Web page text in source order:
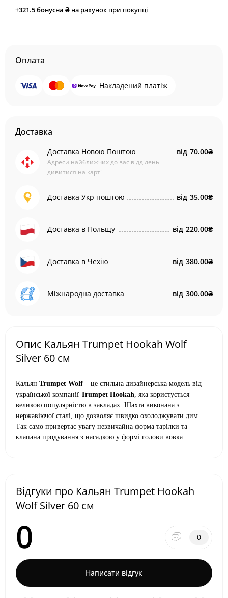
+321.5бонусна ₴ на рахунок при покупці
Оплата
Накладений платіж
Доставка
Доставка Новою Поштою
Адреси найближчих до вас відділень
дивитися на карті
від 70.00₴
Доставка Укр поштою від 35.00₴
Доставка в Польщу від 220.00₴
Доставка в Чехію від 380.00₴
Міжнародна доставка від 300.00₴
Опис Кальян Trumpet Hookah Wolf
Silver 60 см
Кальян Trumpet Wolf – це стильна дизайнерська модель від
української компанії Trumpet Hookah, яка користується
великою популярністю в закладах. Шахта виконана з
нержавіючої сталі, що дозволяє швидко охолоджувати дим.
Так само привертає увагу незвичайна форма тарілки та
клапана продування з насадкою у формі голови вовка.
Відгуки про Кальян Trumpet Hookah
Wolf Silver 60 см
0 0
Написати відгук